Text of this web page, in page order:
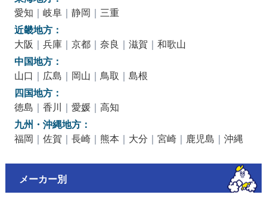
愛知 ｜ 岐阜 ｜ 静岡 ｜ 三重
近畿地方：
大阪 ｜ 兵庫｜ 京都｜ 奈良 ｜ 滋賀 ｜ 和歌山
中国地方：
山口 ｜ 広島 ｜ 岡山 ｜ 鳥取 ｜ 島根
四国地方：
徳島 ｜ 香川 ｜ 愛媛｜ 高知
九州・沖縄地方：
福岡 ｜ 佐賀 ｜ 長崎｜ 熊本 ｜ 大分 ｜ 宮崎｜ 鹿児島 ｜ 沖縄
メーカー別